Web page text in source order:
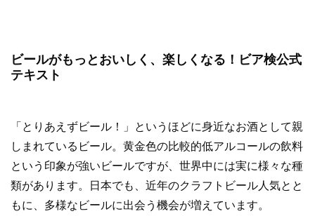
ビールがもっとおいしく、楽しくなる！ビア検公式
テキスト
「とりあえずビール！」というほどに身近なお酒として親
しまれているビール。黄金色の比較的低アルコールの飲料
という印象が強いビールですが、世界中には実に様々な種
類があります。日本でも、近年のクラフトビール人気とと
もに、多様なビールに出会う機会が増えています。